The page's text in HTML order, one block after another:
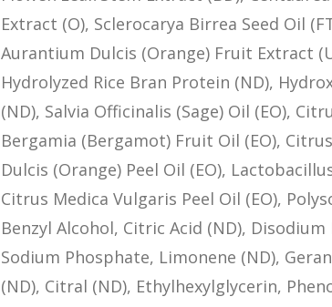
Extract (O), Sclerocarya Birrea Seed Oil
Aurantium Dulcis (Orange) Fruit Extract
Hydrolyzed Rice Bran Protein (ND),
(ND), Salvia Officinalis (Sage) Oil (EO),
Bergamia (Bergamot) Fruit Oil (EO),
Dulcis (Orange) Peel Oil (EO),
Citrus Medica Vulgaris Peel Oil (EO),
Benzyl Alcohol, Citric Acid (ND),
Sodium Phosphate, Limonene (ND),
(ND), Citral (ND), Ethylhexylglycerin,